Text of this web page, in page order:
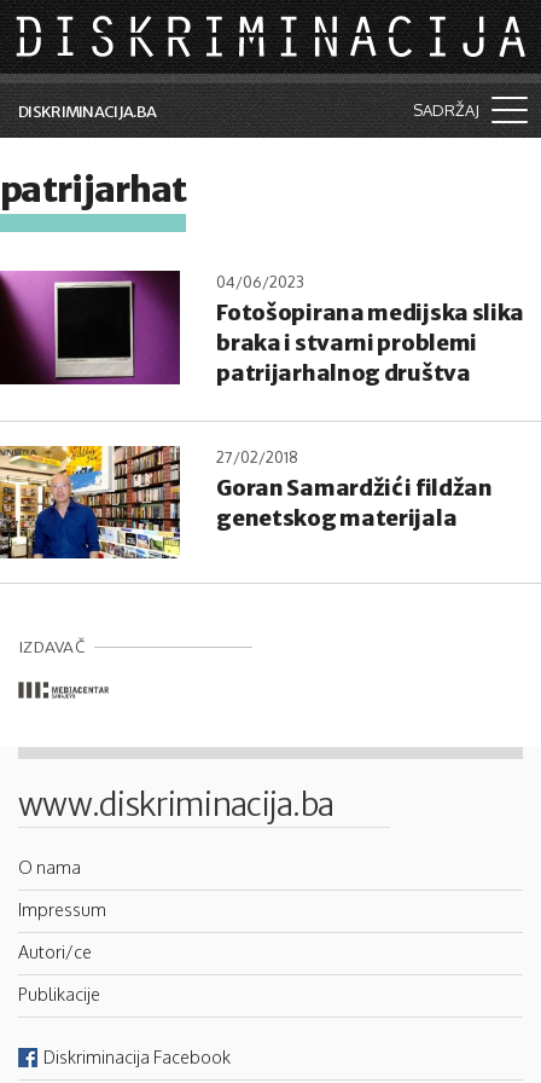
Skip to main content
DISKRIMINACIJA.BA SADRŽAJ
Vijesti i događaji
Kolumne
Lične priče
Saradnja sa medijima
Pretraga
patrijarhat
04/06/2023
Fotošopirana medijska slika
braka i stvarni problemi
patrijarhalnog društva
27/02/2018
Goran Samardžić i fildžan
genetskog materijala
IZDAVAČ
www.diskriminacija.ba
O nama
Impressum
Autori/ce
Publikacije
Diskriminacija Facebook